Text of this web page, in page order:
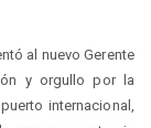
al nuevo Gerente
y orgullo por la
internacional,